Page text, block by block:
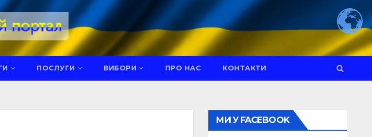
ПОСЛУГИ ВИБОРИ ПРО НАС КОНТАКТИ
МИ У FACEBOOK